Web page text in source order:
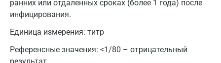
ранних или отдаленных сроках (более 1 года) после
инфицирования.
Единица измерения: титр
Референсные значения: <1/80 – отрицательный
Владимир
Волгоград